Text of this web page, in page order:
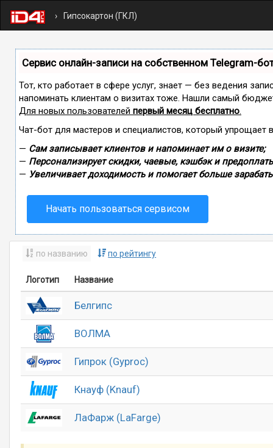
Гипсокартон (ГКЛ)
Сервис онлайн-записи на собственном Telegram-
Тот, кто работает в сфере услуг, знает — без ведения
напоминать клиентам о визитах тоже. Нашли самый
Для новых пользователей первый месяц бесплатно.
Чат-бот для мастеров и специалистов, который упрощает
— Сам записывает клиентов и напоминает им о визите;
— Персонализирует скидки, чаевые, кэшбэк и
— Увеличивает доходимость и помогает больше
Начать пользоваться сервисом
по названию по рейтингу
Логотип Название
Белгипс
ВОЛМА
Гипрок (Gyproc)
Кнауф (Knauf)
ЛаФарж (LaFarge)